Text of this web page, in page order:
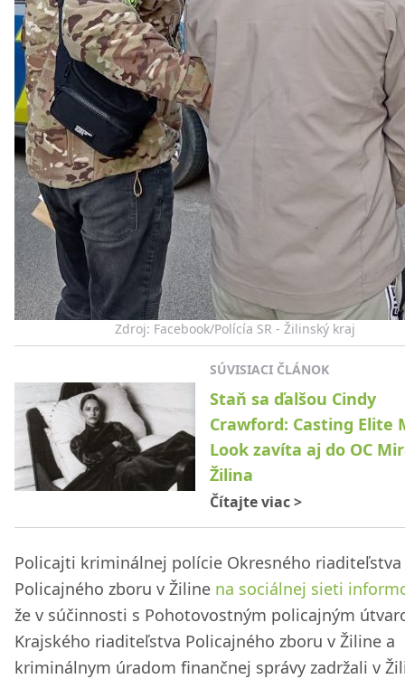
Zdroj: Facebook/Polícía SR - Žilinský kraj
SÚVISIACI ČLÁNOK
Staň sa ďalšou Cindy
Crawford: Casting Elite
Look zavíta aj do OC
Žilina
Čítajte viac>
Policajti kriminálnej polície Okresného riaditeľstva
Policajného zboru v Žiline na sociálnej sieti
že v súčinnosti s Pohotovostným policajným
Krajského riaditeľstva Policajného zboru v Žiline a
kriminálnym úradom finančnej správy zadržali v